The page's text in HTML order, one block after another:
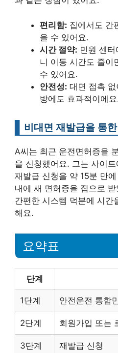
편리함: 집에서도 간
을 수 있어요.
시간 절약: 민원 센
니 이동 시간도 줄이
수 있어요.
안전성: 대면 접촉
방에도 효과적이에
비대면 재발급을 통
A씨는 최근 운전면허증을
을 신청했어요. 그는 사이
재발급 신청을 약 15분 만
내에 새 면허증을 집으로
간편한 시스템 덕분에 시간
해요.
요약표
단계
1단계 안전운전 통합
2단계 회원가입 또는
3단계 재발급 신청